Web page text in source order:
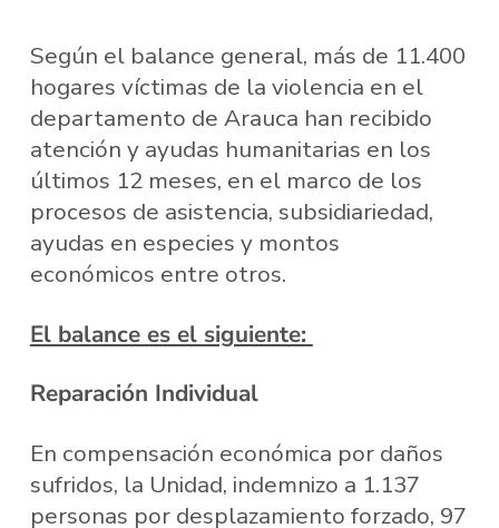
Según el balance general, más de 11.400
hogares víctimas de la violencia en el
departamento de Arauca han recibido
atención y ayudas humanitarias en los
últimos 12 meses, en el marco de los
procesos de asistencia, subsidiariedad,
ayudas en especies y montos
económicos entre otros.
El balance es el siguiente:
Reparación Individual
En compensación económica por daños
sufridos, la Unidad, indemnizo a 1.137
personas por desplazamiento forzado, 97